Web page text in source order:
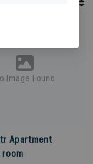
Image Found
Apartment